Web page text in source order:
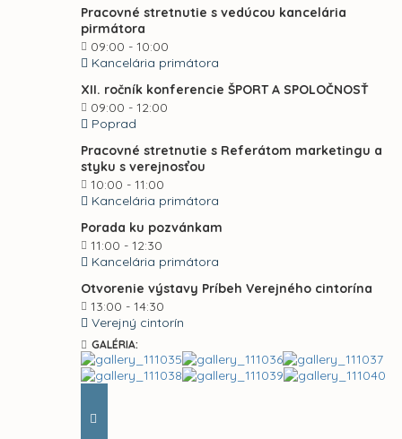
Pracovné stretnutie s vedúcou kancelária
pirmátora
09:00 - 10:00
Kancelária primátora
XII. ročník konferencie ŠPORT A SPOLOČNOSŤ
09:00 - 12:00
Poprad
Pracovné stretnutie s Referátom marketingu a
styku s verejnosťou
10:00 - 11:00
Kancelária primátora
Porada ku pozvánkam
11:00 - 12:30
Kancelária primátora
Otvorenie výstavy Príbeh Verejného cintorína
13:00 - 14:30
Verejný cintorín
GALÉRIA: